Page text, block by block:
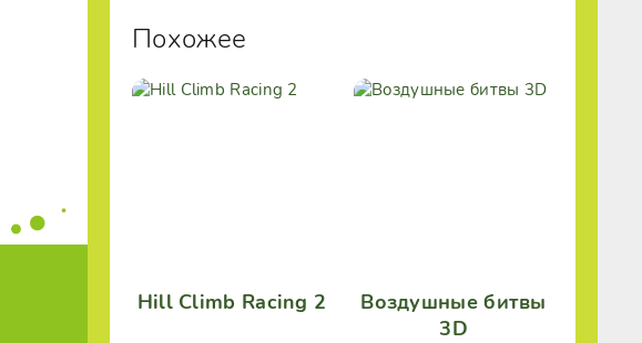
Похожее
Hill Climb Racing 2
Воздушные битвы
3D